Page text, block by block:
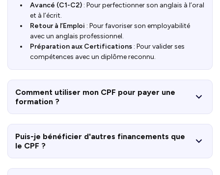
Avancé (C1-C2) : Pour perfectionner son anglais à l’oral
et à l’écrit.
Retour à l’Emploi : Pour favoriser son employabilité
avec un anglais professionnel.
Préparation aux Certifications : Pour valider ses
compétences avec un diplôme reconnu.
Comment utiliser mon CPF pour payer une
formation ?
Puis-je bénéficier d'autres financements que
le CPF ?